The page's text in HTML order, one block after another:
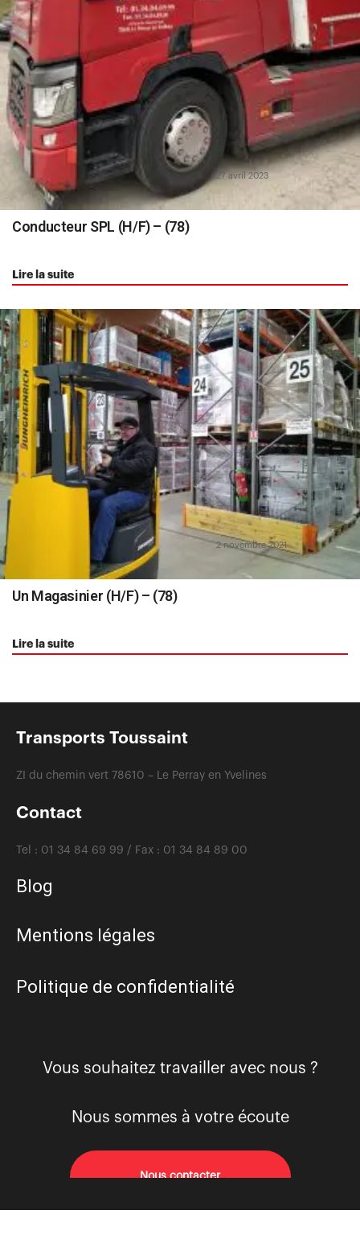
Conducteur SPL (H/F) – (78)
27 avril 2023
Lire la suite
Un Magasinier (H/F) – (78)
2 novembre 2021
Lire la suite
Transports Toussaint
ZI du chemin vert 78610 – Le Perray en Yvelines
Contact
Tel : 01 34 84 69 99 / Fax : 01 34 84 89 00
Blog
Mentions légales
Politique de confidentialité
Vous souhaitez travailler avec nous ?
Nous sommes à votre écoute
Nous contacter